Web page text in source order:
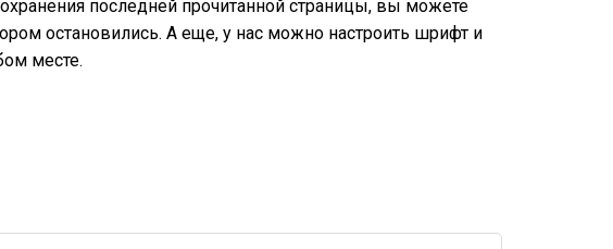
последней прочитанной страницы, вы можете
остановились. А еще, у нас можно настроить шрифт и
месте.